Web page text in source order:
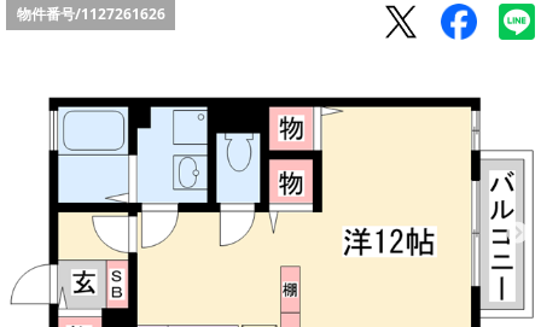
都市ガス物件
ファミリー物件
ペットOK物件
保証人不要物件
◆新築物件の新設備で快適♪◆
物件番号/1127261626